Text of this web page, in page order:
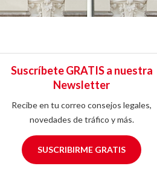
Suscríbete GRATIS a nuestra
Newsletter
Recibe en tu correo consejos legales,
novedades de tráfico y más.
SUSCRIBIRME GRATIS